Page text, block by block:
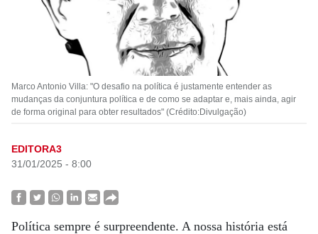
Marco Antonio Villa: "O desafio na política é justamente entender as
mudanças da conjuntura política e de como se adaptar e, mais ainda, agir
de forma original para obter resultados" (Crédito:Divulgação)
EDITORA3
31/01/2025 - 8:00
Política sempre é surpreendente. A nossa história está